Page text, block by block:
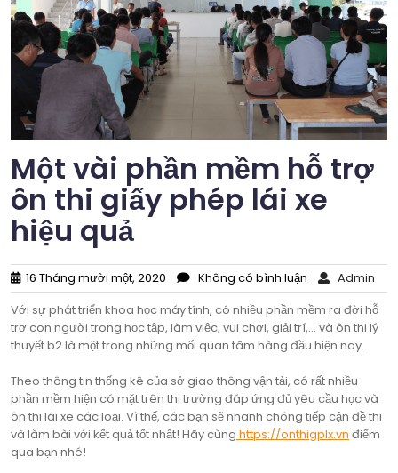
Một vài phần mềm hỗ trợ
ôn thi giấy phép lái xe
hiệu quả
16 Tháng mười một, 2020 Không có bình luận
Admin
Với sự phát triển khoa học máy tính, có nhiều phần mềm ra đời hỗ
trợ con người trong học tập, làm việc, vui chơi, giải trí,… và ôn thi lý
thuyết b2 là một trong những mối quan tâm hàng đầu hiện nay.
Theo thông tin thống kê của sở giao thông vận tải, có rất nhiều
phần mềm hiện có mặt trên thị trường đáp ứng đủ yêu cầu học và
ôn thi lái xe các loại. Vì thế, các bạn sẽ nhanh chóng tiếp cận đề thi
và làm bài với kết quả tốt nhất! Hãy cùng https://onthigplx.vn điểm
qua bạn nhé!